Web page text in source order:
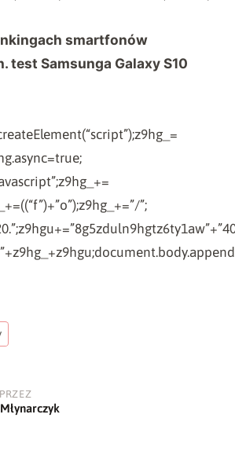
smartfonów
testSamsunga Galaxy S10
”;